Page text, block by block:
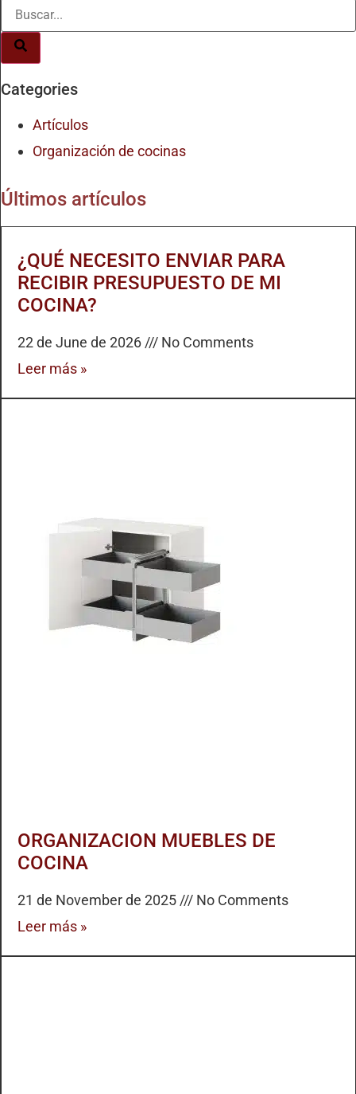
Categories
Artículos
Organización de cocinas
Últimos artículos
¿QUÉ NECESITO ENVIAR PARA
RECIBIR PRESUPUESTO DE MI
COCINA?
22 de June de 2026
No Comments
Leer más »
ORGANIZACION MUEBLES DE
COCINA
21 de November de 2025
No Comments
Leer más »